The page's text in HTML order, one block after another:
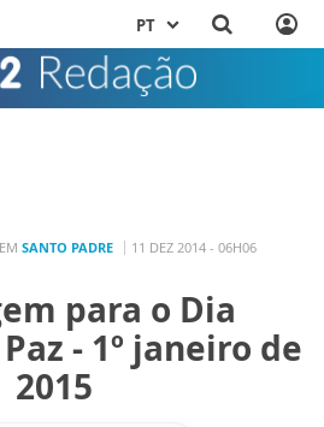
PT
EM SANTO PADRE 11 DEZ 2014 - 06H06
para o Dia
- 1º janeiro de
2015